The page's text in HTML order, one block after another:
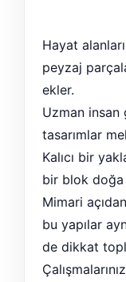
Hayat
peyzaj
ekler.
Uzman insan
tasarımlar
Kalıcı bir
bir blok doğa
Mimari
bu yapılar
de dikkat